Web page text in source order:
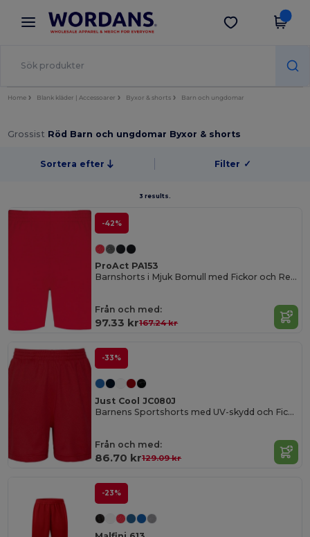
× Wordans-app
Bättre priser i appen!
Hämta app
Home Blank kläder | Accessoarer Byxor & shorts Barn och ungdomar
Grossist Röd Barn och ungdomar Byxor & shorts
Sortera efter Filter ✓
3 results.
-42%
ProAct PA153
Barnshorts i Mjuk Bomull med Fickor och Resår
Från och med:
97.33 kr167.24 kr
-33%
Just Cool JC080J
Barnens Sportshorts med UV-skydd och Fickor
Från och med:
86.70 kr129.09 kr
-23%